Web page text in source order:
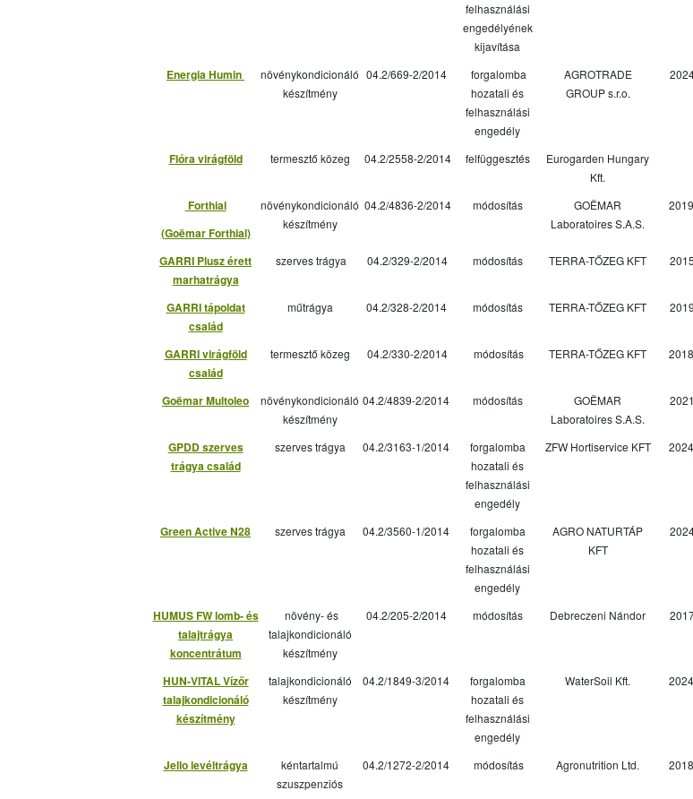
felhasználási
engedélyének
kijavítása
Energia Humin
növénykondicionáló
készítmény
04.2/669-2/2014
forgalomba
hozatali és
felhasználási
engedély
AGROTRADE
GROUP s.r.o.
Flóra virágföld termesztő közeg 04.2/2558-2/2014 felfüggesztés
Eurogarden Hungary
Kft.
Forthial
(Goëmar Forthial)
növénykondicionáló
készítmény
04.2/4836-2/2014 módosítás
GOËMAR
Laboratoires S.A.S.
GARRI Plusz érett
marhatrágya
szerves trágya 04.2/329-2/2014 módosítás TERRA-TŐZEG KFT
GARRI tápoldat
család
műtrágya 04.2/328-2/2014 módosítás TERRA-TŐZEG KFT
GARRI virágföld
család
termesztő közeg 04.2/330-2/2014 módosítás TERRA-TŐZEG KFT
Goëmar Multoleo
növénykondicionáló
készítmény
04.2/4839-2/2014 módosítás
GOËMAR
Laboratoires S.A.S.
GPDD szerves
trágya család
szerves trágya 04.2/3163-1/2014
forgalomba
hozatali és
felhasználási
engedély
ZFW Hortiservice KFT
Green Active N28 szerves trágya 04.2/3560-1/2014
forgalomba
hozatali és
felhasználási
engedély
AGRO NATURTÁP
KFT
HUMUS FW lomb- és
talajtrágya
koncentrátum
növény- és
talajkondicionáló
készítmény
04.2/205-2/2014 módosítás Debreczeni Nándor
HUN-VITAL Vízőr
talajkondicionáló
készítmény
talajkondicionáló
készítmény
04.2/1849-3/2014
forgalomba
hozatali és
felhasználási
engedély
WaterSoil Kft.
Jello levéltrágya
kéntartalmú
szuszpenziós
04.2/1272-2/2014 módosítás Agronutrition Ltd.